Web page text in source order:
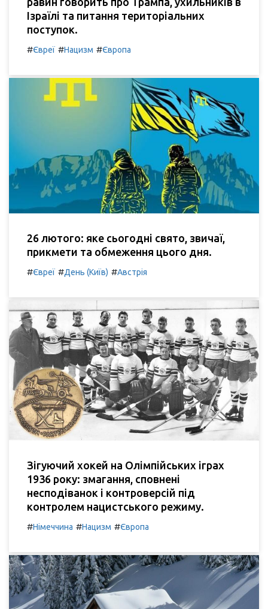
Ізраїлі та питання територіальних
поступок.
#Євреї #Нацизм #Європа
26 лютого: яке сьогодні свято, звичаї,
прикмети та обмеження цього дня.
#Євреї #День (Київ) #Австрія
Зігуючий хокей на Олімпійських іграх
1936 року: змагання, сповнені
несподіванок і контроверсій під
контролем нацистського режиму.
#Німеччина #Нацизм #Європа